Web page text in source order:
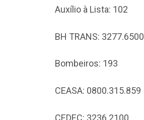
Auxílio à Lista: 102
BH TRANS: 3277.6500
Bombeiros: 193
CEASA: 0800.315.859
CEDEC: 3236.2100